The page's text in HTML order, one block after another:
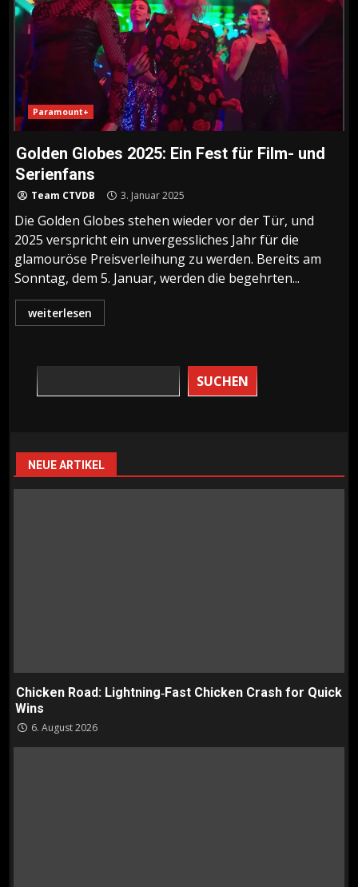
Paramount+
Golden Globes 2025: Ein Fest für Film- und
Serienfans
Team CTVDB 3. Januar 2025
Die Golden Globes stehen wieder vor der Tür, und
2025 verspricht ein unvergessliches Jahr für die
glamouröse Preisverleihung zu werden. Bereits am
Sonntag, dem 5. Januar, werden die begehrten...
weiterlesen
SUCHEN
NEUE ARTIKEL
Chicken Road: Lightning‑Fast Chicken Crash for Quick
Wins
6. August 2026